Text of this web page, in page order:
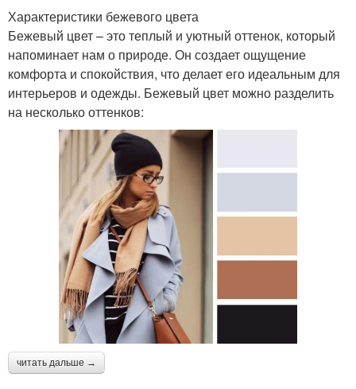
Характеристики бежевого цвета
Бежевый цвет – это теплый и уютный оттенок, который
напоминает нам о природе. Он создает ощущение
комфорта и спокойствия, что делает его идеальным для
интерьеров и одежды. Бежевый цвет можно разделить
на несколько оттенков:
читать дальше →